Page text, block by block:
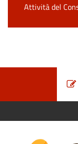
Attività del